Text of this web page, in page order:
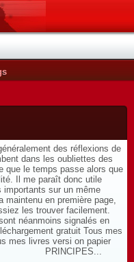
des réflexions de
dans les oubliettes des
que le temps passe alors que
Il me paraît donc utile
importants sur un même
maintenu en première page,
les trouver facilement.
néanmoins signalés en
gratuit Tous mes
mes livres versi on papier
PRINCIPES...